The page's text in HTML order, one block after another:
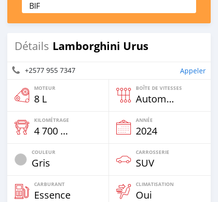
BIF
Détails Lamborghini Urus
+2577 955 7347 Appeler
MOTEUR
8 L
BOÎTE DE VITESSES
Automatique
KILOMÉTRAGE
4 700 Km
ANNÉE
2024
COULEUR
Gris
CARROSSERIE
SUV
CARBURANT
Essence
CLIMATISATION
Oui